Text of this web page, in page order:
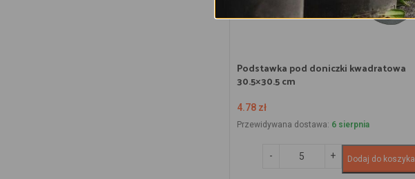
Podstawka pod doniczki kwadratowa
30.5×30.5 cm
4.78 zł
Przewidywana dostawa: 6 sierpnia
Dodaj do koszyka